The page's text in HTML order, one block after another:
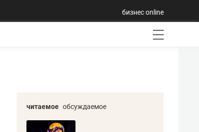
бизнес online
читаемое обсуждаемое